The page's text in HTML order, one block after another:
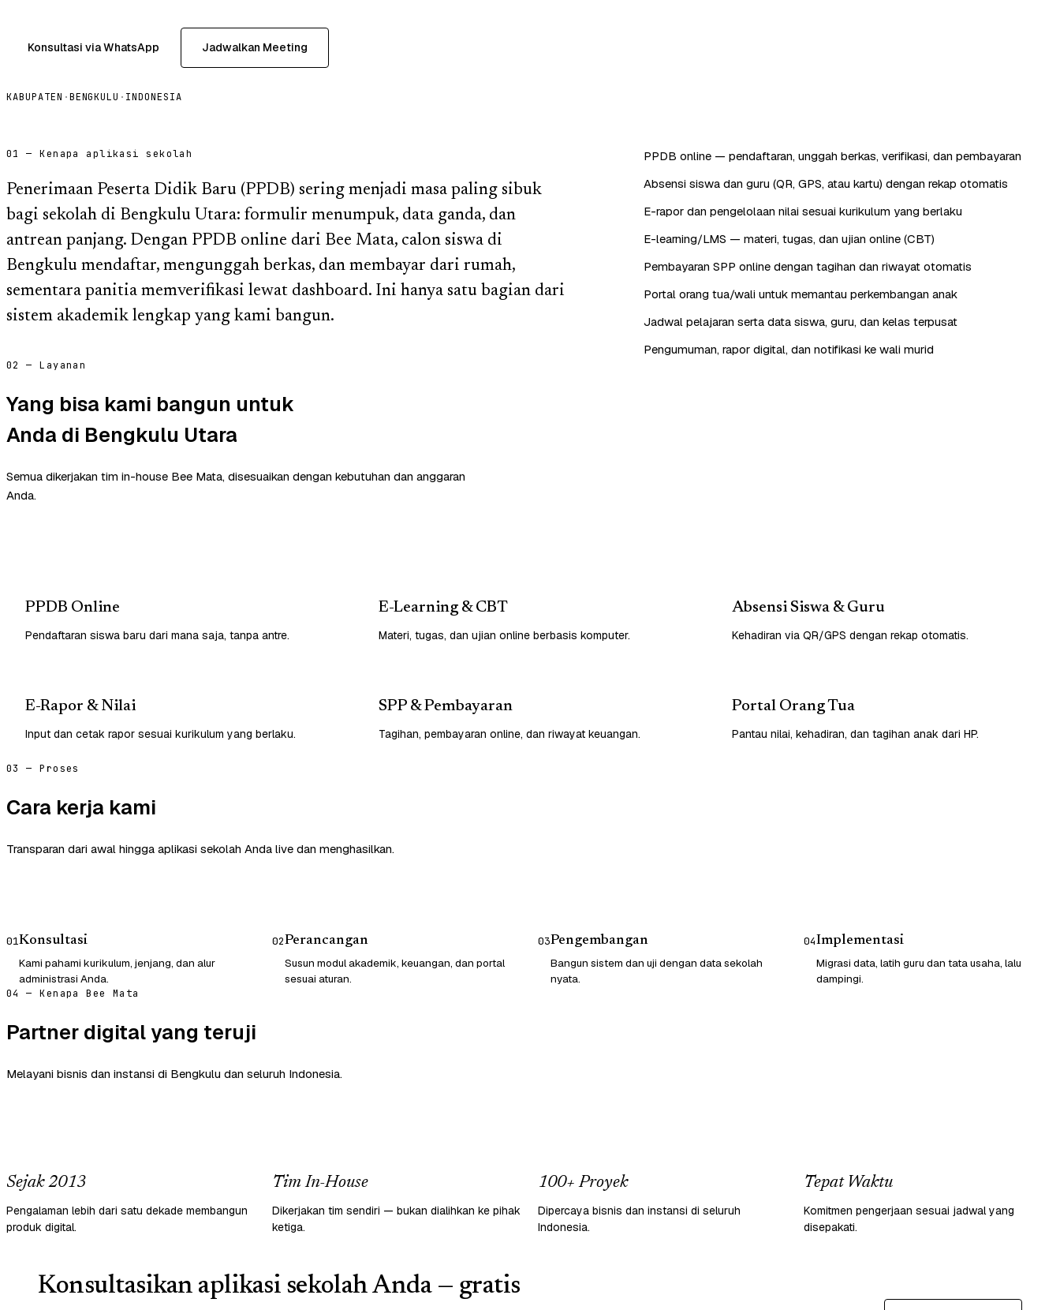
Konsultasi via WhatsApp Jadwalkan Meeting
KABUPATEN ·BENGKULU · INDONESIA
01 — Kenapa aplikasi sekolah
Penerimaan Peserta Didik Baru (PPDB) sering menjadi masa paling sibuk
bagi sekolah di Bengkulu Utara: formulir menumpuk, data ganda, dan
antrean panjang. Dengan PPDB online dari Bee Mata, calon siswa di
Bengkulu mendaftar, mengunggah berkas, dan membayar dari rumah,
sementara panitia memverifikasi lewat dashboard. Ini hanya satu bagian dari
sistem akademik lengkap yang kami bangun.
PPDB online — pendaftaran, unggah berkas, verifikasi, dan pembayaran
Absensi siswa dan guru (QR, GPS, atau kartu) dengan rekap otomatis
E-rapor dan pengelolaan nilai sesuai kurikulum yang berlaku
E-learning/LMS — materi, tugas, dan ujian online (CBT)
Pembayaran SPP online dengan tagihan dan riwayat otomatis
Portal orang tua/wali untuk memantau perkembangan anak
Jadwal pelajaran serta data siswa, guru, dan kelas terpusat
Pengumuman, rapor digital, dan notifikasi ke wali murid
02 — Layanan
Yang bisa kami bangun untuk
Anda di Bengkulu Utara
Semua dikerjakan tim in-house Bee Mata, disesuaikan dengan kebutuhan dan anggaran
Anda.
PPDB Online
Pendaftaran siswa baru dari mana saja, tanpa antre.
E-Learning & CBT
Materi, tugas, dan ujian online berbasis komputer.
Absensi Siswa & Guru
Kehadiran via QR/GPS dengan rekap otomatis.
E-Rapor & Nilai
Input dan cetak rapor sesuai kurikulum yang berlaku.
SPP & Pembayaran
Tagihan, pembayaran online, dan riwayat keuangan.
Portal Orang Tua
Pantau nilai, kehadiran, dan tagihan anak dari HP.
03 — Proses
Cara kerja kami
Transparan dari awal hingga aplikasi sekolah Anda live dan menghasilkan.
01Konsultasi
Kami pahami kurikulum, jenjang, dan alur
administrasi Anda.
02Perancangan
Susun modul akademik, keuangan, dan portal
sesuai aturan.
03Pengembangan
Bangun sistem dan uji dengan data sekolah
nyata.
04Implementasi
Migrasi data, latih guru dan tata usaha, lalu
dampingi.
04 — Kenapa Bee Mata
Partner digital yang teruji
Melayani bisnis dan instansi di Bengkulu dan seluruh Indonesia.
Sejak 2013
Pengalaman lebih dari satu dekade membangun
produk digital.
Tim In-House
Dikerjakan tim sendiri — bukan dialihkan ke pihak
ketiga.
100+ Proyek
Dipercaya bisnis dan instansi di seluruh
Indonesia.
Tepat Waktu
Komitmen pengerjaan sesuai jadwal yang
disepakati.
Konsultasikan aplikasi sekolah Anda — gratis